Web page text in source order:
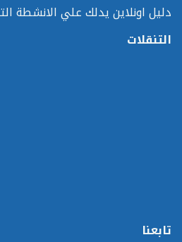
دليل اونلاين يدلك علي الانشطة
التنقلات
تابعنا